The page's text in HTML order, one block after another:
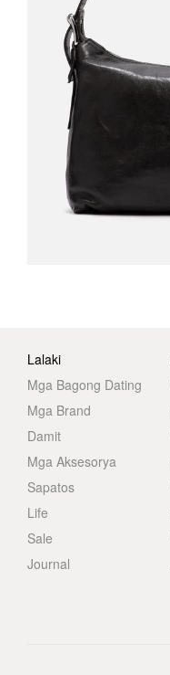
Lalaki
Mga Bagong Dating
Mga Brand
Damit
Mga Aksesorya
Sapatos
Life
Sale
Journal